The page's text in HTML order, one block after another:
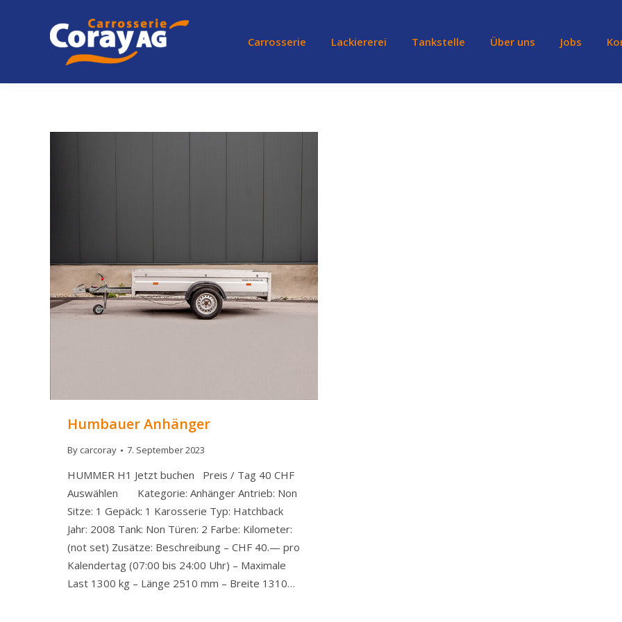
Carrosserie Lackiererei Tankstelle Über uns Jobs
Humbauer Anhänger
By carcoray 7. September 2023
HUMMER H1 Jetzt buchen Preis / Tag 40 CHF
Auswählen Kategorie: Anhänger Antrieb: Non
Sitze: 1 Gepäck: 1 Karosserie Typ: Hatchback
Jahr: 2008 Tank: Non Türen: 2 Farbe: Kilometer:
(not set) Zusätze: Beschreibung – CHF 40.— pro
Kalendertag (07:00 bis 24:00 Uhr) – Maximale
Last 1300 kg – Länge 2510 mm – Breite 1310…